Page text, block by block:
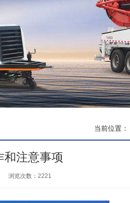
当前位置：
和注意事项
浏览次数： 2221